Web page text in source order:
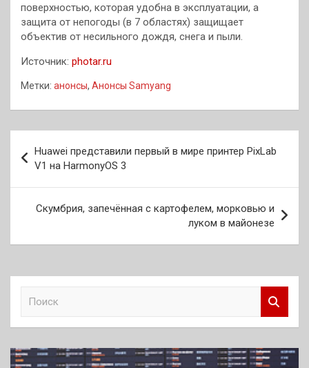
поверхностью, которая удобна в эксплуатации, а
защита от непогоды (в 7 областях) защищает
объектив от несильного дождя, снега и пыли.
Источник: photar.ru
Метки: анонсы, Анонсы Samyang
по
записям
Huawei представили первый в мире принтер PixLab
V1 на HarmonyOS 3
Скумбрия, запечённая с картофелем, морковью и
луком в майонезе
к